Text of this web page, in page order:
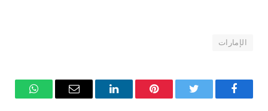
الإمارات
فيسبوك تويتر بينتيريستلينكدإن
البريد
واتساب